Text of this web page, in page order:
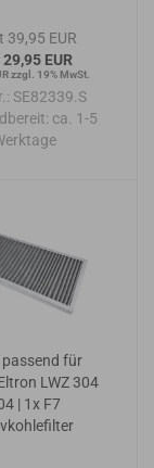
39,95 EUR
EUR
zzgl. 19% MwSt.
SE82339.S
ca. 1-5
passend für
LWZ 304
| 1x F7